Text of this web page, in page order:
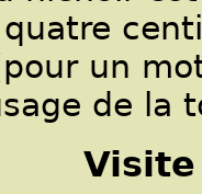
quatre
un
de la